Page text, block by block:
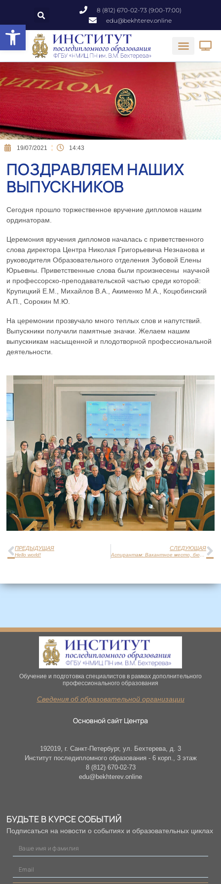
Открыть панель инструментов
8 (812) 670-02-73 (9:00-17:00)
edu@bekhterev.online
19/07/2021 14:43
ПОЗДРАВЛЯЕМ НАШИХ
ВЫПУСКНИКОВ
Сегодня прошло торжественное вручение дипломов нашим
ординаторам.
Церемония вручения дипломов началась с приветственного
слова директора Центра Николая Григорьевича Незнанова и
руководителя Образовательного отделения Зубовой Елены
Юрьевны. Приветственные слова были произнесены научной
и профессорско-преподавательской частью среди которой:
Крупицкий Е.М., Михайлов В.А., Акименко М.А., Коцюбинский
А.П., Сорокин М.Ю.
На церемонии прозвучало много теплых слов и напутствий.
Выпускники получили памятные значки. Желаем нашим
выпускникам насыщенной и плодотворной профессиональной
деятельности.
ПРЕДЫДУЩАЯ
Hello world!
СЛЕДУЮЩАЯ
Обучение и подготовка специалистов в рамках дополнительного
профессионального образования
Сведения об образовательной организации
Основной сайт Центра
192019, г. Санкт-Петербург, ул. Бехтерева, д. 3
Институт последипломного образования - 6 корп., 3 этаж
8 (812) 670-02-73
edu@bekhterev.online
БУДЬТЕ В КУРСЕ СОБЫТИЙ
Подписаться на новости о событиях и образовательных циклах